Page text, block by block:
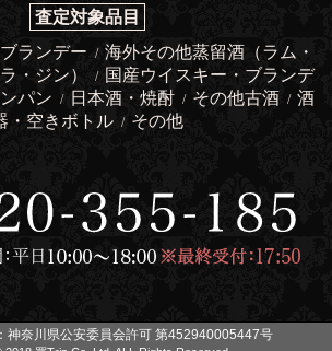
査定対象品目
ランデー / 海外その他蒸留酒（ラム・
・ジン）
/ 国産ウイスキー・ブランデ
パン / 日本酒・焼酎 / その他古酒 / 酒
・空きボトル / その他
神奈川県公安委員会許可 第452940005447号